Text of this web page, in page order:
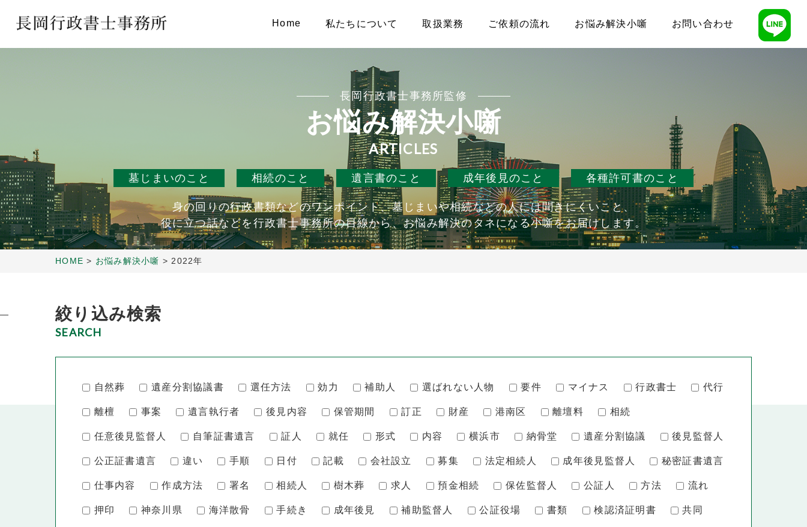
Home 私たちについて 取扱業務 ご依頼の流れ お悩み解決小噺 お問い合わせ
長岡行政書士事務所監修
お悩み解決小噺
ARTICLES
墓じまいのこと 相続のこと 遺言書のこと 成年後見のこと 各種許可書のこと
身の回りの行政書類などのワンポイント、墓じまいや相続などの人には聞きにくいこと、
役に立つ話などを行政書士事務所の目線から、お悩み解決のタネになる小噺をお届けします。
HOME > お悩み解決小噺 > 2022年
絞り込み検索
SEARCH
自然葬 遺産分割協議書 選任方法 効力 補助人 選ばれない人物 要件 マイナス 行政書士 代行
離檀 事案 遺言執行者 後見内容 保管期間 訂正 財産 港南区 離壇料 相続
任意後見監督人 自筆証書遺言 証人 就任 形式 内容 横浜市 納骨堂 遺産分割協議 後見監督人
公正証書遺言 違い 手順 日付 記載 会社設立 募集 法定相続人 成年後見監督人 秘密証書遺言
仕事内容 作成方法 署名 相続人 樹木葬 求人 預金相続 保佐監督人 公証人 方法 流れ
押印 神奈川県 海洋散骨 手続き 成年後見 補助監督人 公証役場 書類 検認済証明書 共同